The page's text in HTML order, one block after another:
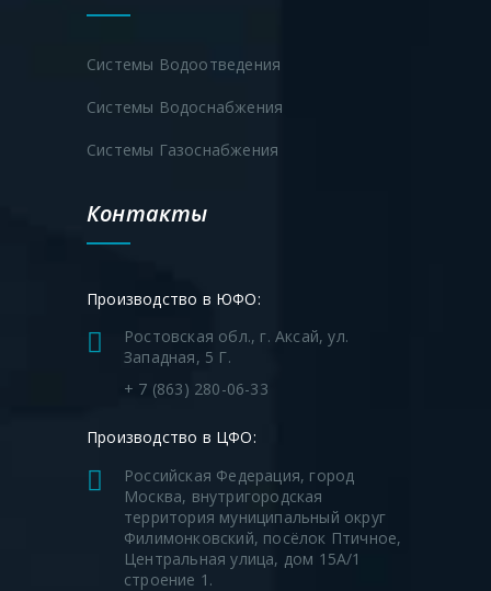
Системы Водоотведения
Системы Водоснабжения
Системы Газоснабжения
Контакты
Производство в ЮФО:
Ростовская обл., г. Аксай, ул.
Западная, 5 Г.
+ 7 (863) 280-06-33
Производство в ЦФО:
Российская Федерация, город
Москва, внутригородская
территория муниципальный округ
Филимонковский, посёлок Птичное,
Центральная улица, дом 15А/1
строение 1.